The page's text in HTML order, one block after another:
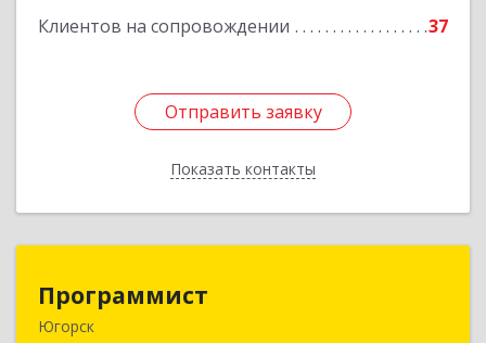
Клиентов на сопровождении 37
Отправить заявку
Показать контакты
Отправить заявку
Назад
Программист
Югорск
628264, Ханты-Мансийский Автономный округ